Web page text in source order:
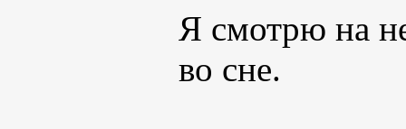
Я смотрю на
во сне.